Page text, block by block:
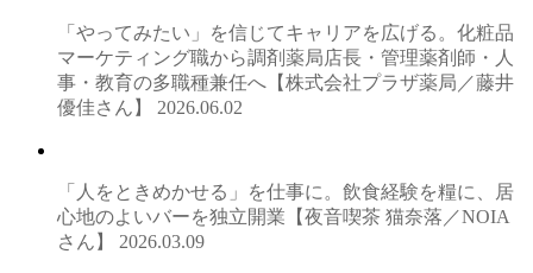
「やってみたい」を信じてキャリアを広げる。化粧品
マーケティング職から調剤薬局店長・管理薬剤師・人
事・教育の多職種兼任へ【株式会社プラザ薬局／藤井
優佳さん】 2026.06.02
「人をときめかせる」を仕事に。飲食経験を糧に、居
心地のよいバーを独立開業【夜音喫茶 猫奈落／NOIA
さん】 2026.03.09